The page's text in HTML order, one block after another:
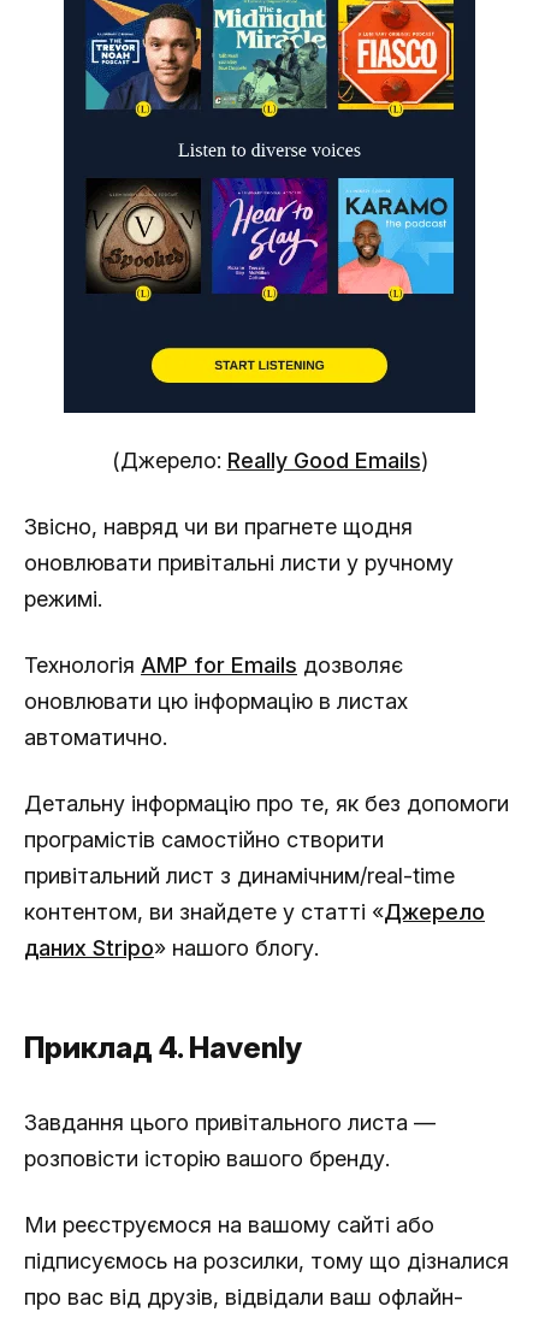
(Джерело: Really Good Emails)
Звісно, навряд чи ви прагнете щодня
оновлювати привітальні листи у ручному
режимі.
Технологія AMP for Emails дозволяє
оновлювати цю інформацію в листах
автоматично.
Детальну інформацію про те, як без допомоги
програмістів самостійно створити
привітальний лист з динамічним/real-time
контентом, ви знайдете у статті «Джерело
даних Stripo» нашого блогу.
Приклад 4. Havenly
Завдання цього привітального листа —
розповісти історію вашого бренду.
Ми реєструємося на вашому сайті або
підписуємось на розсилки, тому що дізналися
про вас від друзів, відвідали ваш офлайн-